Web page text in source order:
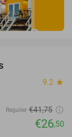
9.2 star
Regulier €41,75
€26,50